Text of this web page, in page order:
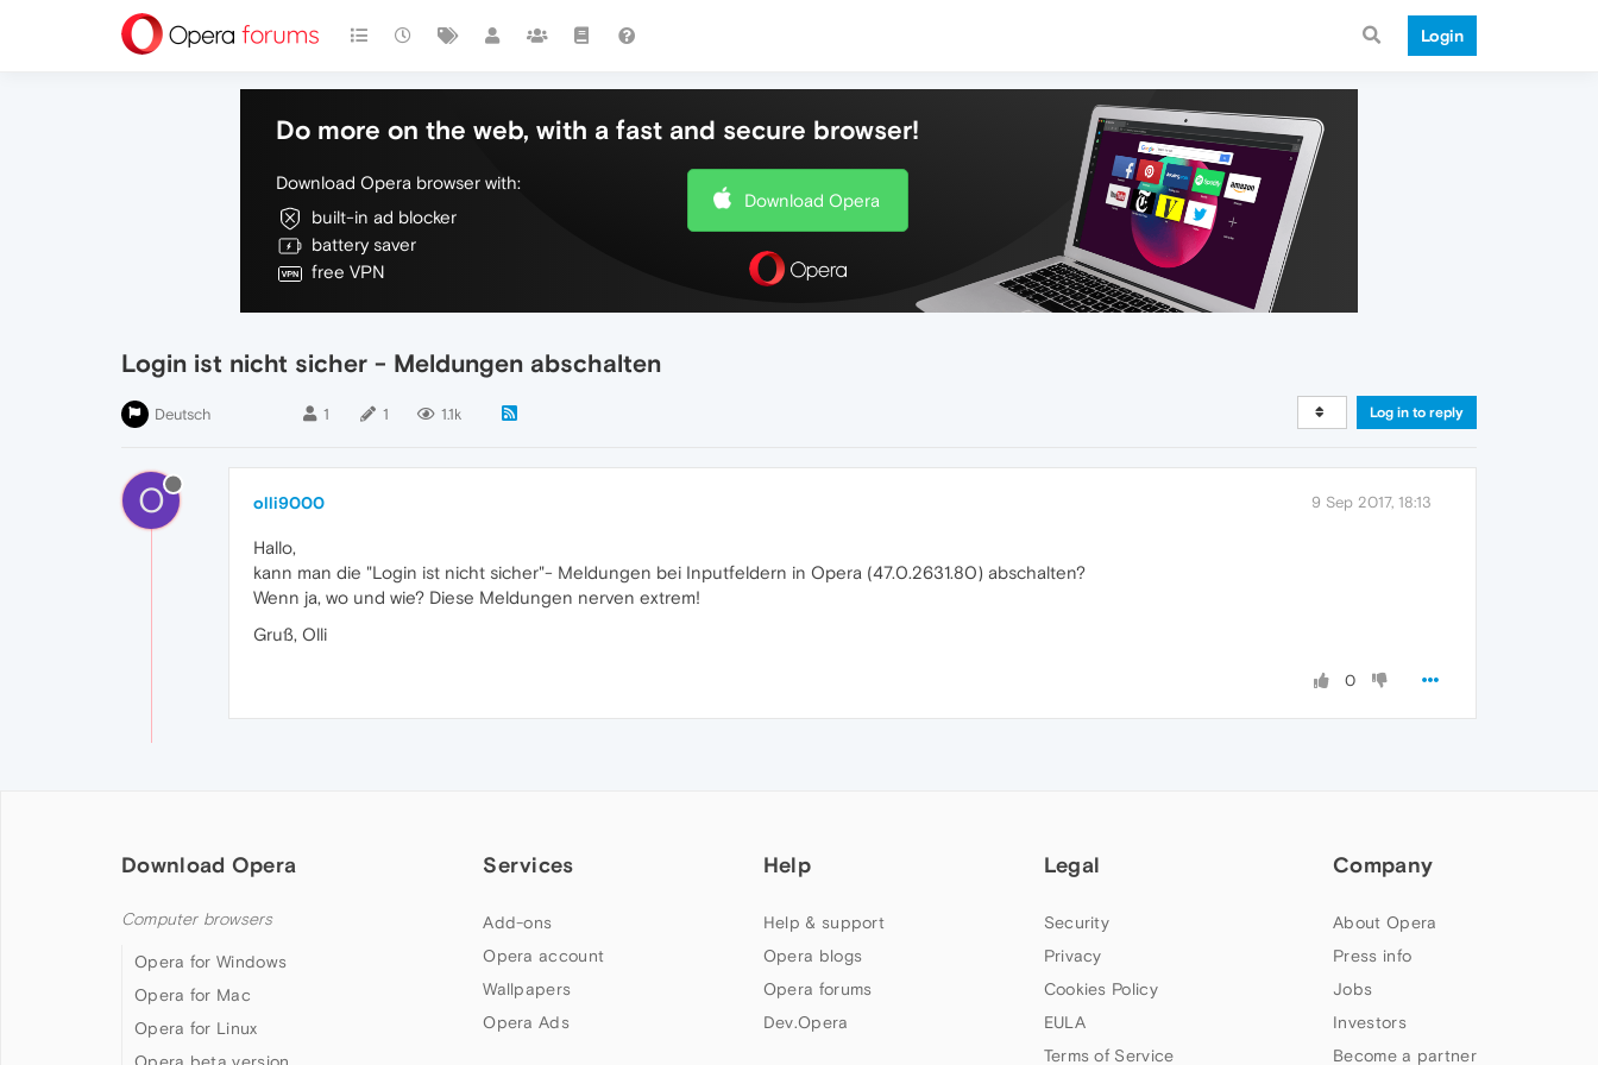
Login
Do more on the web, with a fast and secure browser!
Download Opera browser with:
built-in ad blocker
battery saver
free VPN
Download Opera
Login ist nicht sicher - Meldungen abschalten
Deutsch 1 1 1.1k Log in to reply
O olli9000 9 Sep 2017, 18:13
Hallo,
kann man die "Login ist nicht sicher"- Meldungen bei Inputfeldern in Opera (47.0.2631.80) abschalten?
Wenn ja, wo und wie? Diese Meldungen nerven extrem!
Gruß, Olli
0
Download Opera
Computer browsers
Opera for Windows
Opera for Mac
Opera for Linux
Services
Add-ons
Opera account
Wallpapers
Opera Ads
Help
Help & support
Opera blogs
Opera forums
Dev.Opera
Legal
Security
Privacy
Cookies Policy
EULA
Terms of Service
Company
About Opera
Press info
Jobs
Investors
Become a partner